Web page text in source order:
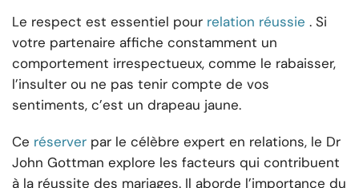
Le respect est essentiel pour relation réussie . Si
votre partenaire affiche constamment un
comportement irrespectueux, comme le rabaisser,
l’insulter ou ne pas tenir compte de vos
sentiments, c’est un drapeau jaune.
Ce réserver par le célèbre expert en relations, le Dr
John Gottman explore les facteurs qui contribuent
à la réussite des mariages. Il aborde l’importance du